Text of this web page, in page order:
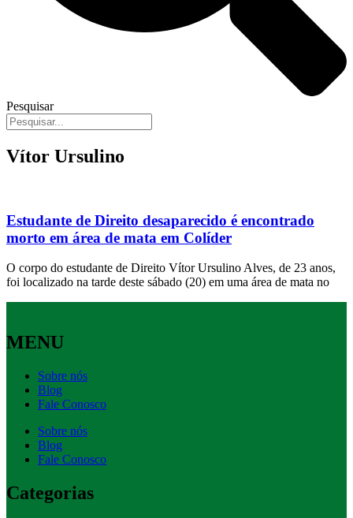
Pesquisar
Vítor Ursulino
Estudante de Direito desaparecido é encontrado
morto em área de mata em Colíder
O corpo do estudante de Direito Vítor Ursulino Alves, de 23 anos,
foi localizado na tarde deste sábado (20) em uma área de mata no
MENU
Sobre nós
Blog
Fale Conosco
Sobre nós
Blog
Fale Conosco
Categorias